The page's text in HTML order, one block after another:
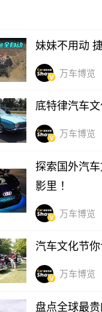
妹妹不用动
万车博览
底特律汽车
万车博览
探索国外汽
影里 ！
万车博览
汽车文化节
万车博览
盘点全球最